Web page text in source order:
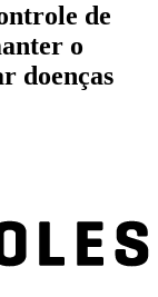
de
o
doenças